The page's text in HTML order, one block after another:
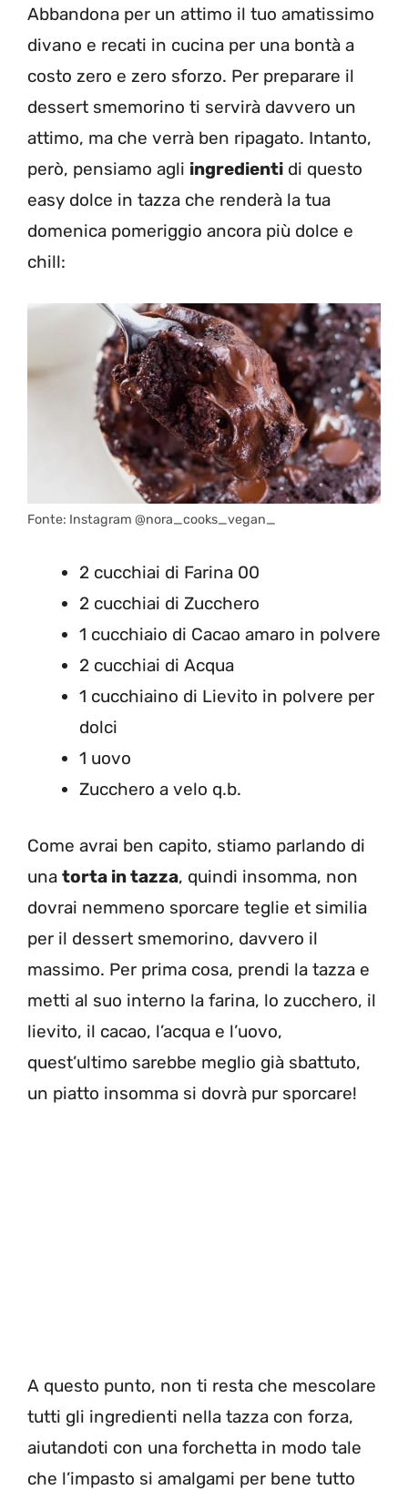
Abbandona per un attimo il tuo amatissimo
divano e recati in cucina per una bontà a
costo zero e zero sforzo. Per preparare il
dessert smemorino ti servirà davvero un
attimo, ma che verrà ben ripagato. Intanto,
però, pensiamo agli ingredienti di questo
easy dolce in tazza che renderà la tua
domenica pomeriggio ancora più dolce e
chill:
Fonte: Instagram @nora_cooks_vegan_
2 cucchiai di Farina 00
2 cucchiai di Zucchero
1 cucchiaio di Cacao amaro in polvere
2 cucchiai di Acqua
1 cucchiaino di Lievito in polvere per
dolci
1 uovo
Zucchero a velo q.b.
Come avrai ben capito, stiamo parlando di
una torta in tazza, quindi insomma, non
dovrai nemmeno sporcare teglie et similia
per il dessert smemorino, davvero il
massimo. Per prima cosa, prendi la tazza e
metti al suo interno la farina, lo zucchero, il
lievito, il cacao, l’acqua e l’uovo,
quest’ultimo sarebbe meglio già sbattuto,
un piatto insomma si dovrà pur sporcare!
A questo punto, non ti resta che mescolare
tutti gli ingredienti nella tazza con forza,
aiutandoti con una forchetta in modo tale
che l’impasto si amalgami per bene tutto